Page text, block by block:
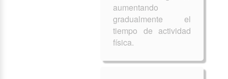
aumentando
gradualmente el
tiempo de actividad
física.